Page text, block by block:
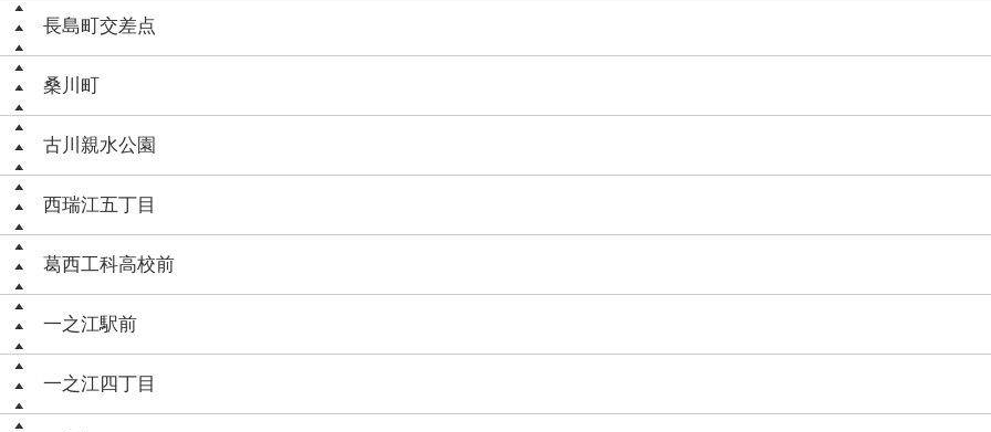
長島町交差点
桑川町
古川親水公園
西瑞江五丁目
葛西工科高校前
一之江駅前
一之江四丁目